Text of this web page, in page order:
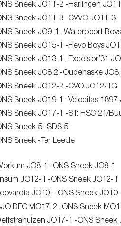
Sneek JO11-2 -Harlingen
Sneek JO11-3 -CVVO JO11-3
Sneek JO9-1 -Waterpoort
Sneek JO15-1 -Flevo Boys
Sneek JO13-1 -Excelsior’31
Sneek JO8.2 -Oudehaske
Sneek JO12-2 -CVO JO12-1G
Sneek JO19-1 -Velocitas 1897
Sneek JO17-1 -ST: HSC’21/
Sneek 5 -SDS 5
Sneek -Ter Leede
JO8-1 -ONS Sneek JO8-1
JO12-1 -ONS Sneek JO12-1
JO10- -ONS Sneek JO10-
DFC MO17-2 -ONS Sneek
JO17-1 -ONS Sneek